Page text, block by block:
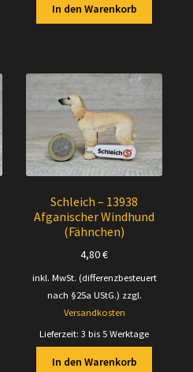
In den Warenkorb
Schleich – 13938
Afganischer Windhund
(Fähnchen)
4,80€
inkl. MwSt. (differenzbesteuert
nach §25a UStG.) zzgl.
Versandkosten
Lieferzeit: 3 bis 5 Werktage
In den Warenkorb